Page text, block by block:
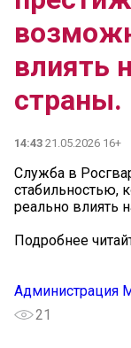
влиять
страны.
14:43 21.05.2026 16+
Служба в
стабильностью,
реально влиять
Подробнее
Администрация
21